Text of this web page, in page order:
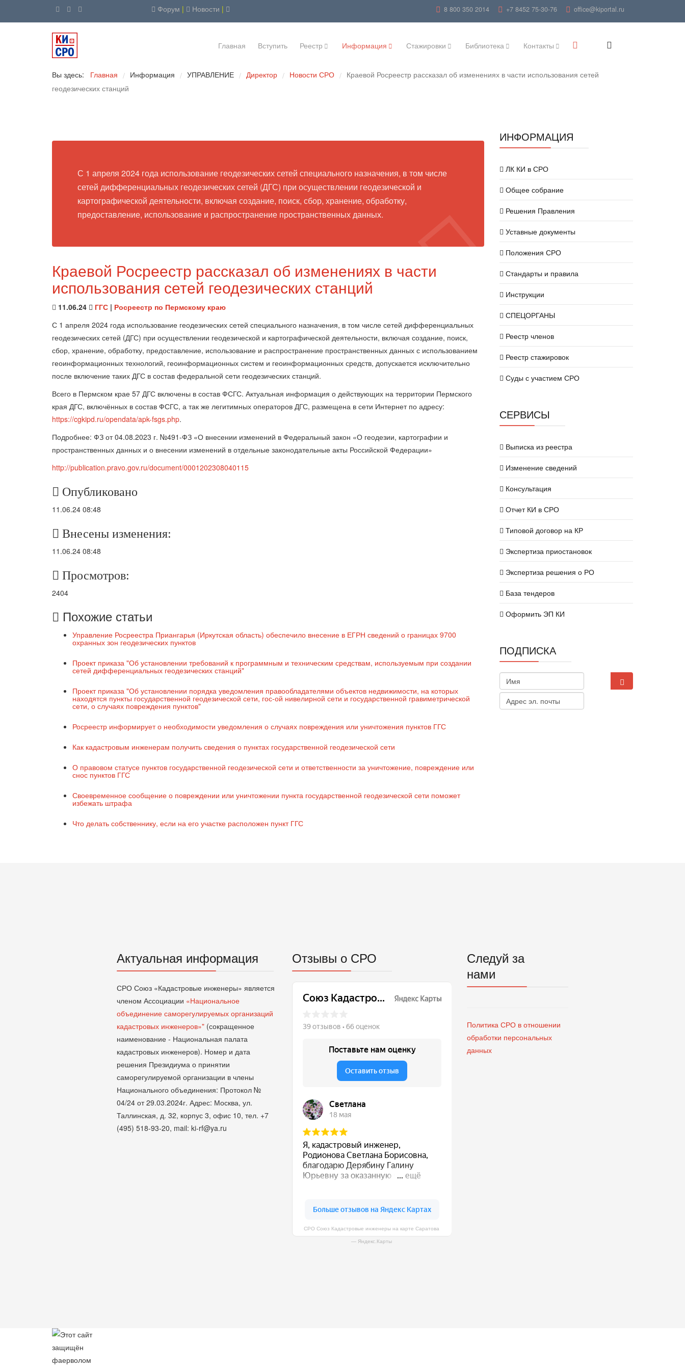
Форум | Новости | 8 800 350 2014 +7 8452 75-30-76 office@kiportal.ru
Главная Вступить Реестр Информация Стажировки Библиотека Контакты
Вы здесь: Главная / Информация / УПРАВЛЕНИЕ / Директор / Новости СРО / Краевой Росреестр рассказал об изменениях в части использования сетей
геодезических станций
С 1 апреля 2024 года использование геодезических сетей специального назначения, в том числе
сетей дифференциальных геодезических сетей (ДГС) при осуществлении геодезической и
картографической деятельности, включая создание, поиск, сбор, хранение, обработку,
предоставление, использование и распространение пространственных данных.
Краевой Росреестр рассказал об изменениях в части
использования сетей геодезических станций
11.06.24 ГГС | Росреестр по Пермскому краю
С 1 апреля 2024 года использование геодезических сетей специального назначения, в том числе сетей дифференциальных
геодезических сетей (ДГС) при осуществлении геодезической и картографической деятельности, включая создание, поиск,
сбор, хранение, обработку, предоставление, использование и распространение пространственных данных с использованием
геоинформационных технологий, геоинформационных систем и геоинформационных средств, допускается исключительно
после включение таких ДГС в состав федеральной сети геодезических станций.
Всего в Пермском крае 57 ДГС включены в состав ФСГС. Актуальная информация о действующих на территории Пермского
края ДГС, включённых в состав ФСГС, а так же легитимных операторов ДГС, размещена в сети Интернет по адресу:
https://cgkipd.ru/opendata/apk-fsgs.php.
Подробнее: ФЗ от 04.08.2023 г. №491-ФЗ «О внесении изменений в Федеральный закон «О геодезии, картографии и
пространственных данных и о внесении изменений в отдельные законодательные акты Российской Федерации»
http://publication.pravo.gov.ru/document/0001202308040115
Опубликовано
11.06.24 08:48
Внесены изменения:
11.06.24 08:48
Просмотров:
2404
Похожие статьи
Управление Росреестра Приангарья (Иркутская область) обеспечило внесение в ЕГРН сведений о границах 9700
охранных зон геодезических пунктов
Проект приказа "Об установлении требований к программным и техническим средствам, используемым при создании
сетей дифференциальных геодезических станций"
Проект приказа "Об установлении порядка уведомления правообладателями объектов недвижимости, на которых
находятся пункты государственной геодезической сети, гос-ой нивелирной сети и государственной гравиметрической
сети, о случаях повреждения пунктов"
Росреестр информирует о необходимости уведомления о случаях повреждения или уничтожения пунктов ГГС
Как кадастровым инженерам получить сведения о пунктах государственной геодезической сети
О правовом статусе пунктов государственной геодезической сети и ответственности за уничтожение, повреждение или
снос пунктов ГГС
Своевременное сообщение о повреждении или уничтожении пункта государственной геодезической сети поможет
избежать штрафа
Что делать собственнику, если на его участке расположен пункт ГГС
ИНФОРМАЦИЯ
ЛК КИ в СРО
Общее собрание
Решения Правления
Уставные документы
Положения СРО
Стандарты и правила
Инструкции
СПЕЦОРГАНЫ
Реестр членов
Реестр стажировок
Суды с участием СРО
СЕРВИСЫ
Выписка из реестра
Изменение сведений
Консультация
Отчет КИ в СРО
Типовой договор на КР
Экспертиза приостановок
Экспертиза решения о РО
База тендеров
Оформить ЭП КИ
ПОДПИСКА
Актуальная информация
СРО Союз «Кадастровые инженеры» является
членом Ассоциации «Национальное
объединение саморегулируемых организаций
кадастровых инженеров»" (сокращенное
наименование - Национальная палата
кадастровых инженеров). Номер и дата
решения Президиума о принятии
саморегулируемой организации в члены
Национального объединения: Протокол №
04/24 от 29.03.2024г. Адрес: Москва, ул.
Таллинская, д. 32, корпус 3, офис 10, тел. +7
(495) 518-93-20, mail: ki-rf@ya.ru
Отзывы о СРО
СРО Союз Кадастровые инженеры на карте Саратова
— Яндекс.Карты
Следуй за
нами
Политика СРО в отношении
обработки персональных
данных